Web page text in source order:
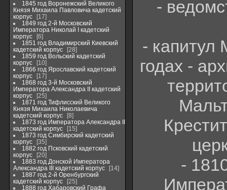
1845 год Воронежский Великого
Князя Михаила Павловича кадетский
корпус
17
1849 год 2-й Московский
Императора Николай I кадетский
корпус
6
1851 год Владимирский Киевский
кадетский корпус
28
1859 год Вольский кадетский
корпус
10
1866 год Ярославский кадетский
корпус
17
1868 год 3-й Московский
Императора Александра II кадетский
корпус
25
1871 год Тифлисский Великого
Князя Михаила Николаевича
кадетский корпус
8
1873 год Императора Александра II
кадетский корпус
15
1873 год Симбирский кадетский
корпус
35
1882 год Псковский кадетский
корпус
20
1883 год Донской Императора
Александра III кадетский корпус
14
1887 год 2-й Оренбургский
кадетский корпус
25
1888 год Хабаровский Графа
-
- капитул
годах -
-